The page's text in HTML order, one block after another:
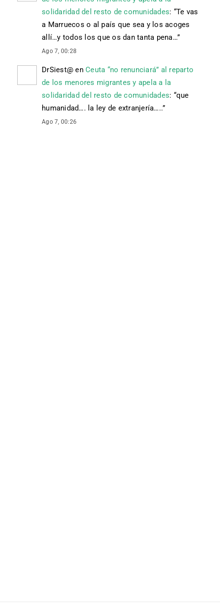
solidaridad del resto de comunidades: “Te vas
a Marruecos o al país que sea y los acoges
allí…y todos los que os dan tanta pena…”
Ago 7, 00:28
DrSiest@ en Ceuta “no renunciará” al reparto
de los menores migrantes y apela a la
solidaridad del resto de comunidades: “que
humanidad…. la ley de extranjería…..”
Ago 7, 00:26